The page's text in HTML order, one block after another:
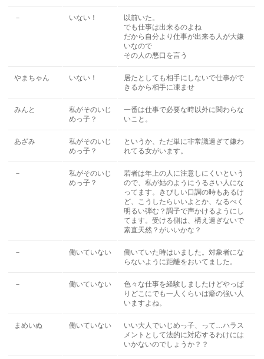
－ いない！
以前いた。
でも仕事は出来るのよね
だから自分より仕事が出来る人が大嫌
いなので
その人の悪口を言う
やまちゃん いない！
居たとしても相手にしないで仕事がで
きるから相手に凍ませ
みんと
私がそのいじ
めっ子？
一番は仕事で必要な時以外に関わらな
いこと。
あざみ
私がそのいじ
めっ子？
というか、ただ単に非常識過ぎて嫌わ
れてる女がいます。
－
私がそのいじ
めっ子？
若者は年上の人に注意しにくいという
ので、私が姑のようにうるさい人にな
ってます。きびしい口調の時もあるけ
ど、こうしたらいいよとか、なるべく
明るい弾む？調子で声かけるようにし
てます。受ける側は、構え過ぎないで
素直天然？がいいかな？
－ 働いていない
働いていた時はいました。対象者にな
らないように距離をおいてました。
－ 働いていない
色々な仕事を経験しましたけどやっぱ
りどこにでも一人くらいは癖の強い人
いますよね。
まめいぬ 働いていない
いい大人でいじめっ子、って…ハラス
メントとして法的に対応するわけには
いかないのでしょうか？？